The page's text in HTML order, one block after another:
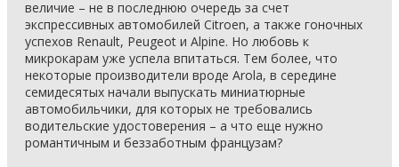
величие – не в последнюю очередь за счет
экспрессивных автомобилей Citroen, а также гоночных
успехов Renault, Peugeot и Alpine. Но любовь к
микрокарам уже успела впитаться. Тем более, что
некоторые производители вроде Arola, в середине
семидесятых начали выпускать миниатюрные
автомобильчики, для которых не требовались
водительские удостоверения – а что еще нужно
романтичным и беззаботным французам?